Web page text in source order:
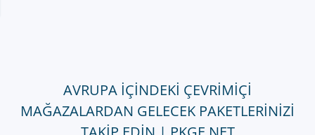
AVRUPA IÇINDEKI ÇEVRIMIÇI
MAĞAZALARDAN GELECEK PAKETLERINIZI